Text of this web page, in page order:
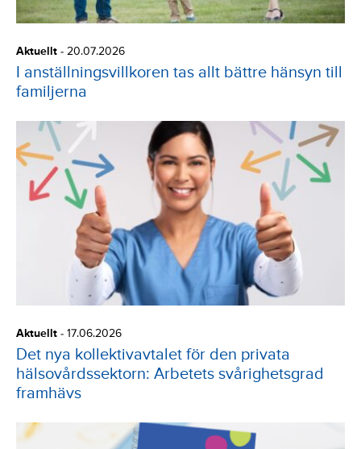
Aktuellt - 20.07.2026
I anställningsvillkoren tas allt bättre hänsyn till
familjerna
Aktuellt - 17.06.2026
Det nya kollektivavtalet för den privata
hälsovårdssektorn: Arbetets svårighetsgrad
framhävs